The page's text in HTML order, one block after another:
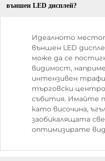
външен LED дисплей?
Идеалното
външен LED
може да се
видимост,
интензивен
търговски
събития. Имайте
като височина,
заобикалящата
оптимизирате